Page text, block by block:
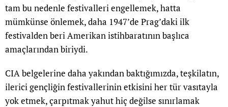
tam bu nedenle festivalleri engellemek, hatta
mümkünse önlemek, daha 1947’de Prag’daki ilk
festivalden beri Amerikan istihbaratının başlıca
amaçlarından biriydi.
CIA belgelerine daha yakından baktığımızda, teşkilatın,
ilerici gençliğin festivallerinin etkisini her tür vasıtayla
yok etmek, çarpıtmak yahut hiç değilse sınırlamak